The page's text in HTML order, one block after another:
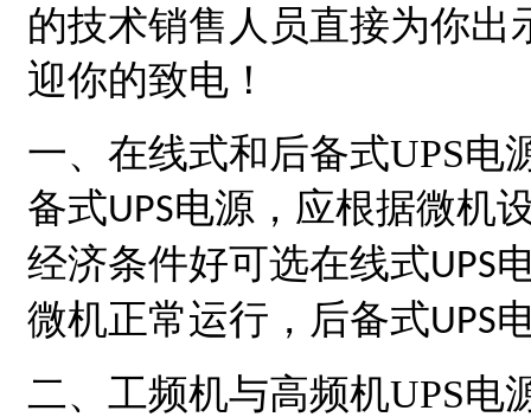
的技术销售人员直接为你
迎你的致电！
一、在线式和后备式UPS电
备式UPS电源，应根据微机
经济条件好可选在线式UPS
微机正常运行，后备式UPS
二、工频机与高频机UPS电